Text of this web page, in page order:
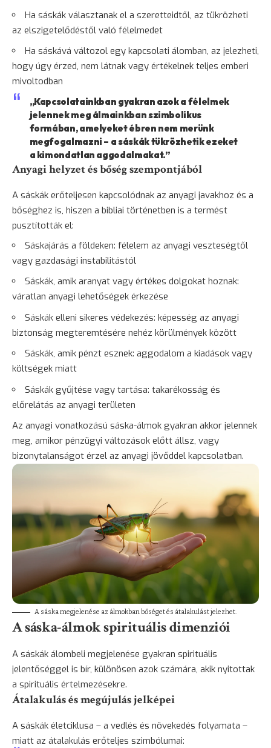
Ha sáskák választanak el a szeretteidtől, az tükrözheti
az elszigetelődéstől való félelmedet
Ha sáskává változol egy kapcsolati álomban, az jelezheti,
hogy úgy érzed, nem látnak vagy értékelnek teljes emberi
mivoltodban
„Kapcsolatainkban gyakran azok a félelmek
jelennek meg álmainkban szimbolikus
formában, amelyeket ébren nem merünk
megfogalmazni – a sáskák tükrözhetik ezeket
a kimondatlan aggodalmakat.”
Anyagi helyzet és bőség szempontjából
A sáskák erőteljesen kapcsolódnak az anyagi javakhoz és a
bőséghez is, hiszen a bibliai történetben is a termést
pusztították el:
Sáskajárás a földeken: félelem az anyagi veszteségtől
vagy gazdasági instabilitástól
Sáskák, amik aranyat vagy értékes dolgokat hoznak:
váratlan anyagi lehetőségek érkezése
Sáskák elleni sikeres védekezés: képesség az anyagi
biztonság megteremtésére nehéz körülmények között
Sáskák, amik pénzt esznek: aggodalom a kiadások vagy
költségek miatt
Sáskák gyűjtése vagy tartása: takarékosság és
előrelátás az anyagi területen
Az anyagi vonatkozású sáska-álmok gyakran akkor jelennek
meg, amikor pénzügyi változások előtt állsz, vagy
bizonytalanságot érzel az anyagi jövőddel kapcsolatban.
A sáska megjelenése az álmokban bőséget és átalakulást jelezhet.
A sáska-álmok spirituális dimenziói
A sáskák álombeli megjelenése gyakran spirituális
jelentőséggel is bír, különösen azok számára, akik nyitottak
a spirituális értelmezésekre.
Átalakulás és megújulás jelképei
A sáskák életciklusa – a vedlés és növekedés folyamata –
miatt az átalakulás erőteljes szimbólumai: